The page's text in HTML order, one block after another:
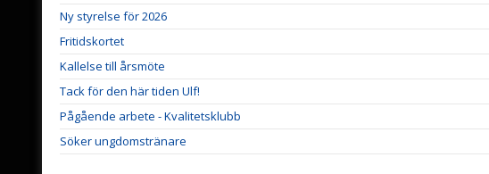
Ny styrelse för 2026
Fritidskortet
Kallelse till årsmöte
Tack för den här tiden Ulf!
Pågående arbete - Kvalitetsklubb
Söker ungdomstränare